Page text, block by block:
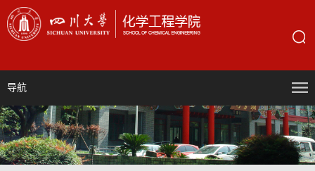
导航